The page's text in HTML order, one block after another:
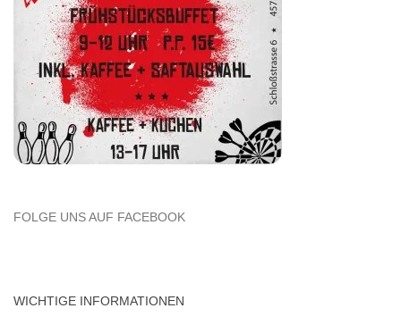
FOLGE UNS AUF FACEBOOK
WICHTIGE INFORMATIONEN